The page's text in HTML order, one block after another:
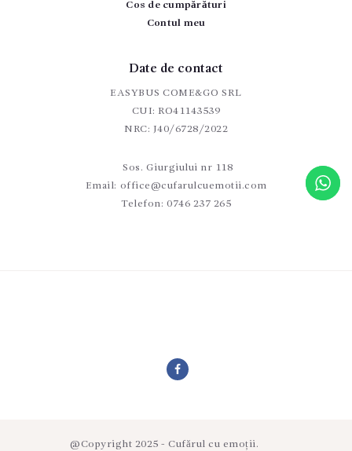
Cos de cumpărături
Contul meu
Date de contact
EASYBUS COME&GO SRL
CUI: RO41143539
NRC: J40/6728/2022
Sos. Giurgiului nr 118
Email: office@cufarulcuemotii.com
Telefon: 0746 237 265
@Copyright 2025 - Cufărul cu emoții.